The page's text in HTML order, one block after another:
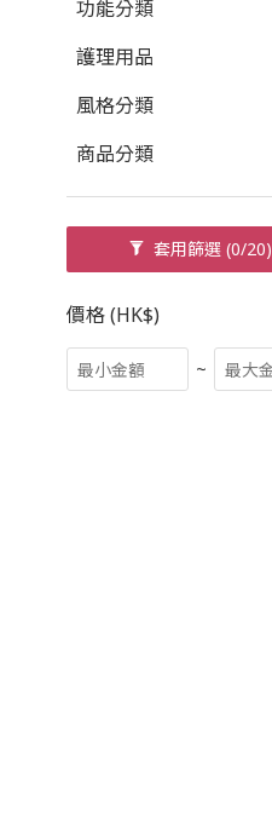
功能分類
護理用品
風格分類
商品分類
套用篩選(0/20)
價格 (HK$)
~